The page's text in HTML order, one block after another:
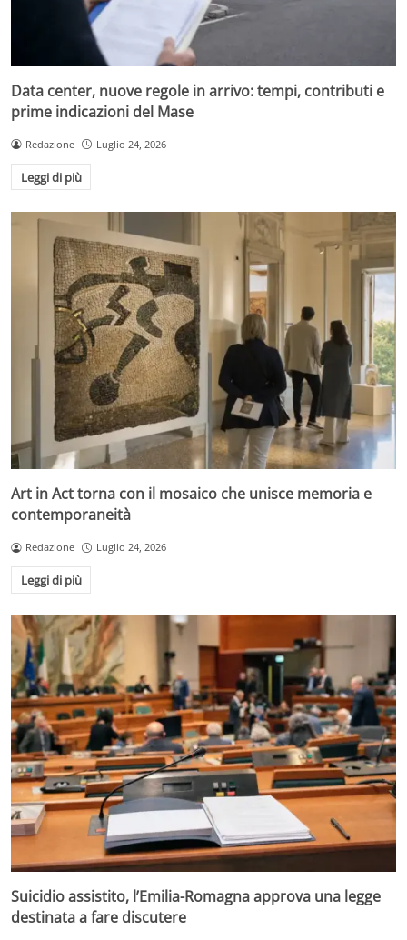
Data center, nuove regole in arrivo: tempi, contributi e
prime indicazioni del Mase
Redazione Luglio 24, 2026
Leggi di più
Art in Act torna con il mosaico che unisce memoria e
contemporaneità
Redazione Luglio 24, 2026
Leggi di più
Suicidio assistito, l’Emilia-Romagna approva una legge
destinata a fare discutere